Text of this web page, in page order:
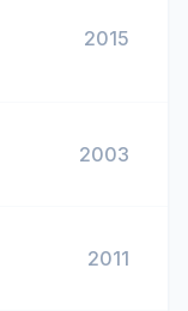
2015
2003
2011